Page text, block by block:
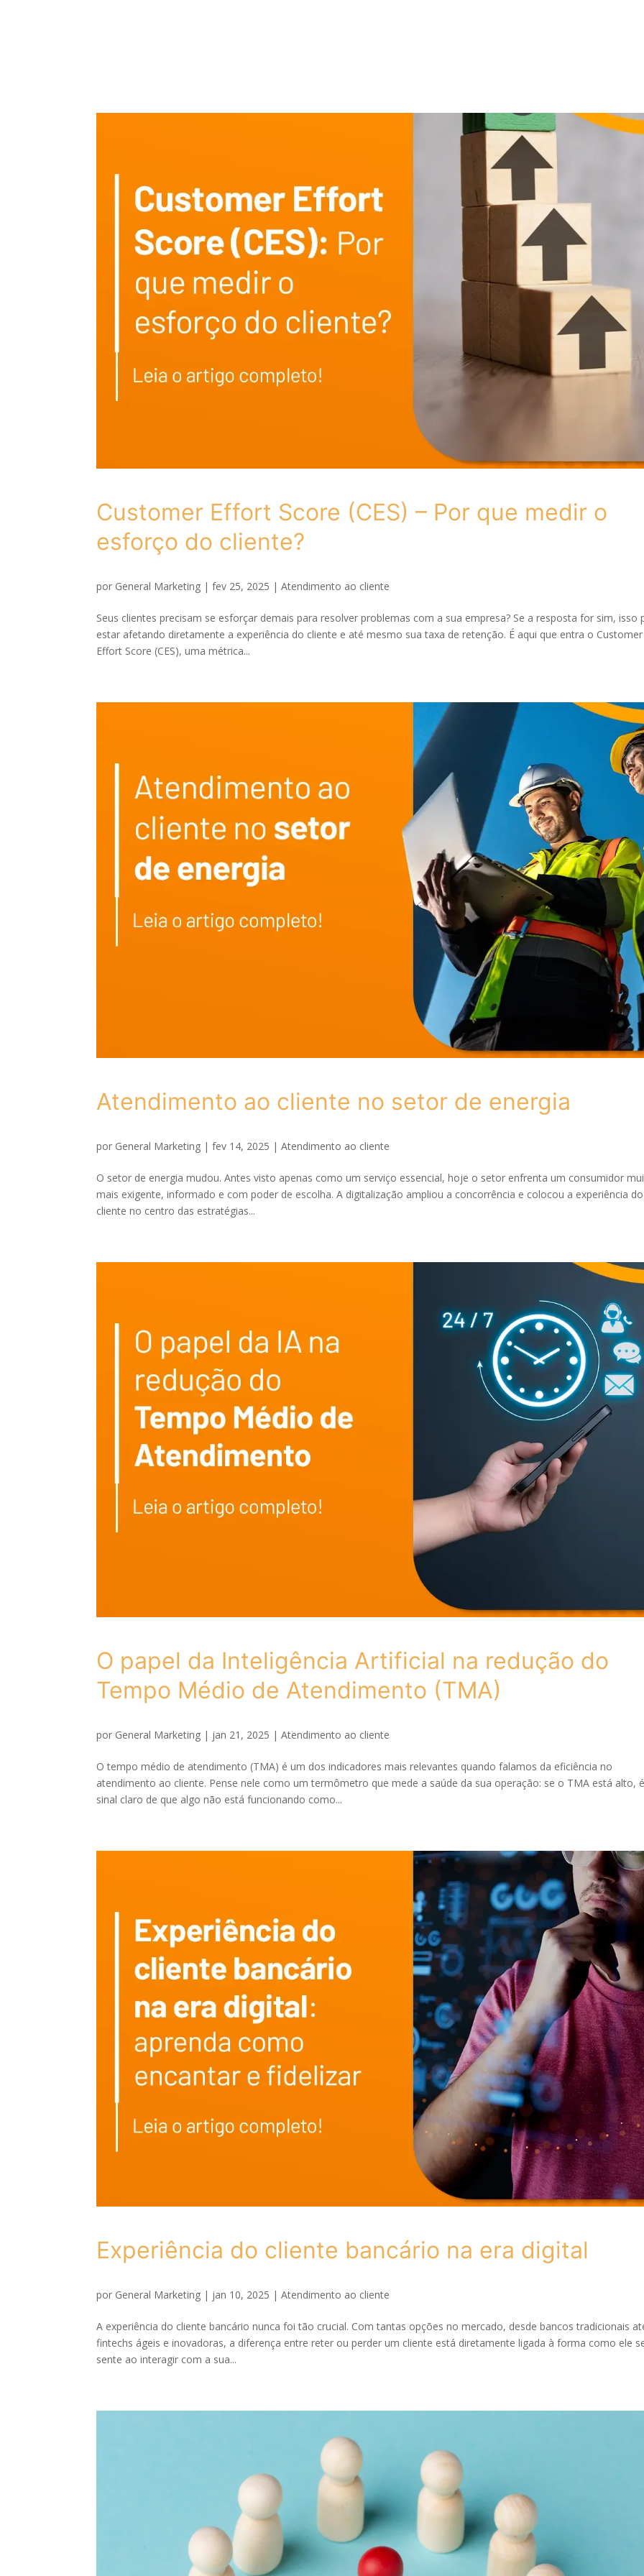
Customer Effort Score (CES) – Por que medir o
esforço do cliente?
por General Marketing |fev 25, 2025 |Atendimento ao cliente
Seus clientes precisam se esforçar demais para resolver problemas com a sua empresa? Se a resposta for sim, isso
estar afetando diretamente a experiência do cliente e até mesmo sua taxa de retenção. É aqui que entra o Customer
Effort Score (CES), uma métrica...
Atendimento ao cliente no setor de energia
por General Marketing |fev 14, 2025 |Atendimento ao cliente
O setor de energia mudou. Antes visto apenas como um serviço essencial, hoje o setor enfrenta um consumidor
mais exigente, informado e com poder de escolha. A digitalização ampliou a concorrência e colocou a experiência do
cliente no centro das estratégias...
O papel da Inteligência Artificial na redução do
Tempo Médio de Atendimento (TMA)
por General Marketing | jan 21, 2025 |Atendimento ao cliente
O tempo médio de atendimento (TMA) é um dos indicadores mais relevantes quando falamos da eficiência no
atendimento ao cliente. Pense nele como um termômetro que mede a saúde da sua operação: se o TMA está alto,
sinal claro de que algo não está funcionando como...
Experiência do cliente bancário na era digital
por General Marketing | jan 10, 2025 |Atendimento ao cliente
A experiência do cliente bancário nunca foi tão crucial. Com tantas opções no mercado, desde bancos tradicionais
fintechs ágeis e inovadoras, a diferença entre reter ou perder um cliente está diretamente ligada à forma como ele
sente ao interagir com a sua...